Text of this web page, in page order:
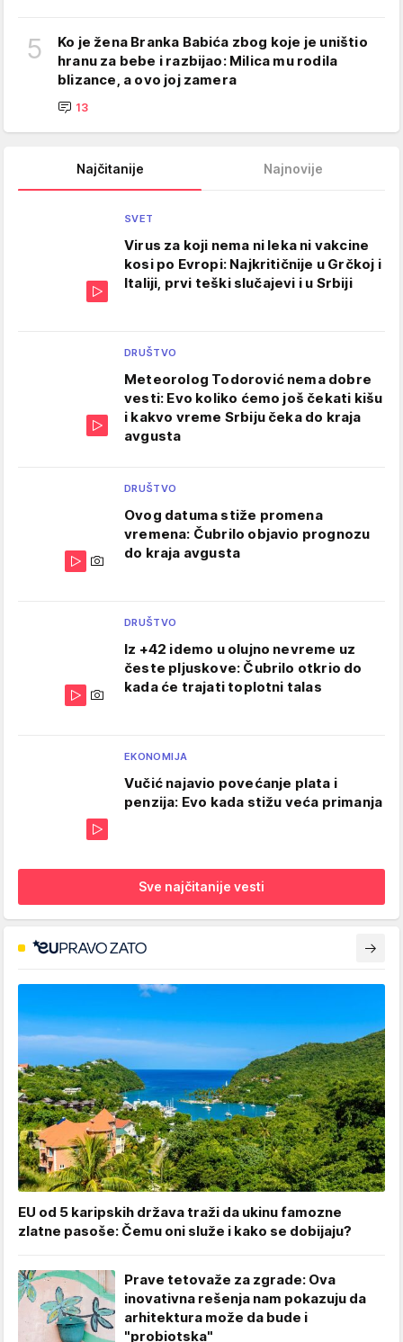
5
Ko je žena Branka Babića zbog koje je uništio
hranu za bebe i razbijao: Milica mu rodila
blizance, a ovo joj zamera
13
Najčitanije Najnovije
SVET
Virus za koji nema ni leka ni vakcine
kosi po Evropi: Najkritičnije u Grčkoj i
Italiji, prvi teški slučajevi i u Srbiji
DRUŠTVO
Meteorolog Todorović nema dobre
vesti: Evo koliko ćemo još čekati kišu
i kakvo vreme Srbiju čeka do kraja
avgusta
DRUŠTVO
Ovog datuma stiže promena
vremena: Čubrilo objavio prognozu
do kraja avgusta
DRUŠTVO
Iz +42 idemo u olujno nevreme uz
česte pljuskove: Čubrilo otkrio do
kada će trajati toplotni talas
EKONOMIJA
Vučić najavio povećanje plata i
penzija: Evo kada stižu veća primanja
Sve najčitanije vesti
EU od 5 karipskih država traži da ukinu famozne
zlatne pasoše: Čemu oni služe i kako se dobijaju?
Prave tetovaže za zgrade: Ova
inovativna rešenja nam pokazuju da
arhitektura može da bude i
"probiotska"